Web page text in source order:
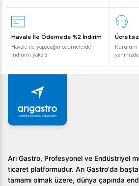
Havale İle Ödemede %2 İndirim
Havale ile yapacağın ödemelerde
indirimi yakala
Kurulum
Arı Gastro, Profesyonel ve Endüstriyel
ticaret platformudur. Arı Gastro'da başta
tamamı olmak üzere, dünya çapında